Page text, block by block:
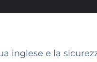
inglese e la